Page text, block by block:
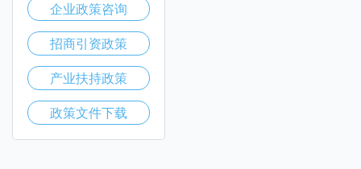
企业政策咨询
招商引资政策
产业扶持政策
政策文件下载